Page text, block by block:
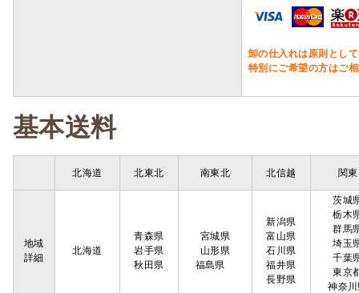
卸の仕入れは原則とし
特別にご希望の方はご
基本送料
北海道 北東北 南東北 北信越 関東
地域
詳細
北海道
青森県
岩手県
秋田県
宮城県
山形県
福島県
新潟県
富山県
石川県
福井県
長野県
茨城
栃木
群馬
埼玉
千葉
東京
神奈